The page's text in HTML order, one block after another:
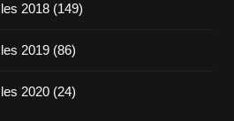
2018 (149)
2019 (86)
2020 (24)